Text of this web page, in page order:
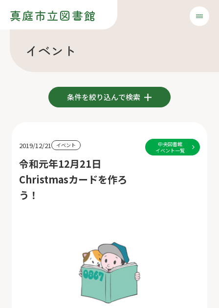
真庭市立図書館
イベント
条件を絞り込んで検索
2019/12/21 イベント
令和元年12月21日
Christmasカードを作ろ
う！
中央図書館
イベント一覧